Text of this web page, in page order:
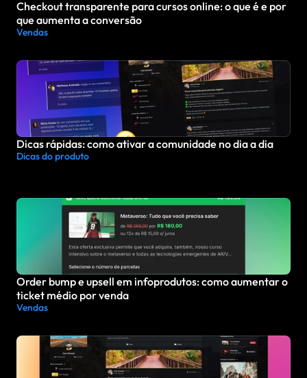
Checkout transparente para cursos online: o que é e por
que aumenta a conversão
Vendas
Dicas rápidas: como ativar a comunidade no dia a dia
Dicas do produto
Order bump e upsell em infoprodutos: como aumentar o
ticket médio por venda
Vendas